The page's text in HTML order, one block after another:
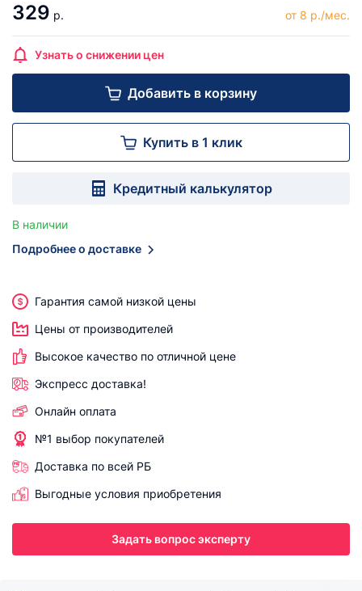
329 р. от 8 р./мес.
Узнать о снижении цен
Добавить в корзину
Купить в 1 клик
Кредитный калькулятор
В наличии
Подробнее о доставке
Гарантия самой низкой цены
Цены от производителей
Высокое качество по отличной цене
Экспресс доставка!
Онлайн оплата
№1 выбор покупателей
Доставка по всей РБ
Выгодные условия приобретения
Задать вопрос эксперту